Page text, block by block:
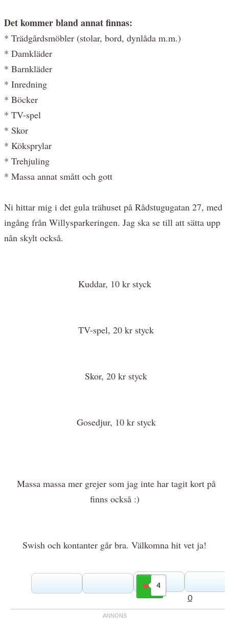
Det kommer bland annat finnas:
* Trädgårdsmöbler (stolar, bord, dynlåda m.m.)
* Damkläder
* Barnkläder
* Inredning
* Böcker
* TV-spel
* Skor
* Köksprylar
* Trehjuling
* Massa annat smått och gott
Ni hittar mig i det gula trähuset på Rådstugugatan 27, med
ingång från Willysparkeringen. Jag ska se till att sätta upp
nån skylt också.
Kuddar, 10 kr styck
TV-spel, 20 kr styck
Skor, 20 kr styck
Gosedjur, 10 kr styck
Massa massa mer grejer som jag inte har tagit kort på
finns också :)
Swish och kontanter går bra. Välkomna hit vet ja!
4
Gilla
0